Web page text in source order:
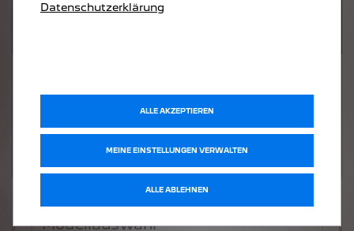
ANZUZEIGEN, AKZEPTIEREN SIE BITTE
Datenschutzerklärung
MEINE EINSTELLUNGEN VERWALTEN
ALLE AKZEPTIEREN
ALLE ABLEHNEN